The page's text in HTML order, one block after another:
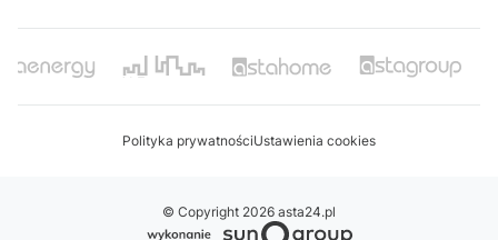
Polityka prywatnościUstawienia cookies
© Copyright 2026 asta24.pl